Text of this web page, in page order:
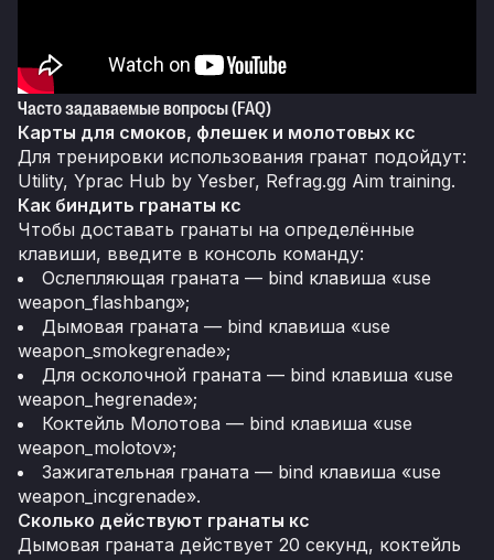
Часто задаваемые вопросы (FAQ)
Карты для смоков, флешек и молотовых кс
Для тренировки использования гранат подойдут:
Utility, Yprac Hub by Yesber, Refrag.gg Aim training.
Как биндить гранаты кс
Чтобы доставать гранаты на определённые
клавиши, введите в консоль команду:
Ослепляющая граната — bind клавиша «use
weapon_flashbang»;
Дымовая граната — bind клавиша «use
weapon_smokegrenade»;
Для осколочной граната — bind клавиша «use
weapon_hegrenade»;
Коктейль Молотова — bind клавиша «use
weapon_molotov»;
Зажигательная граната — bind клавиша «use
weapon_incgrenade».
Сколько действуют гранаты кс
Дымовая граната действует 20 секунд, коктейль